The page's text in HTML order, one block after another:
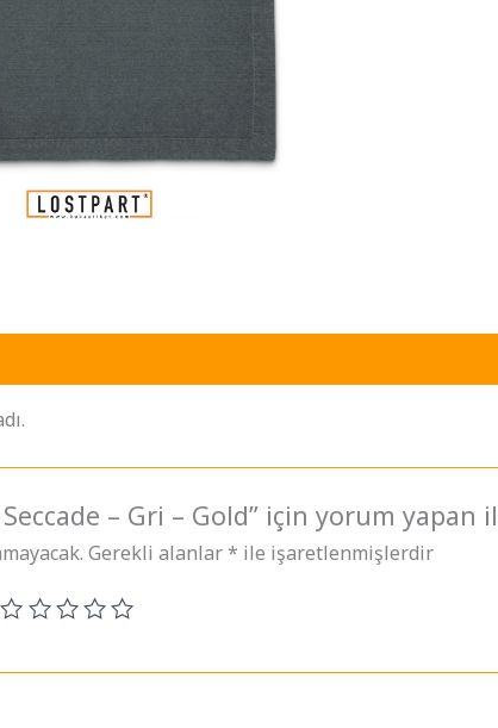
– Gri – Gold” için yorum yapan
Gerekli alanlar* ile işaretlenmişlerdir